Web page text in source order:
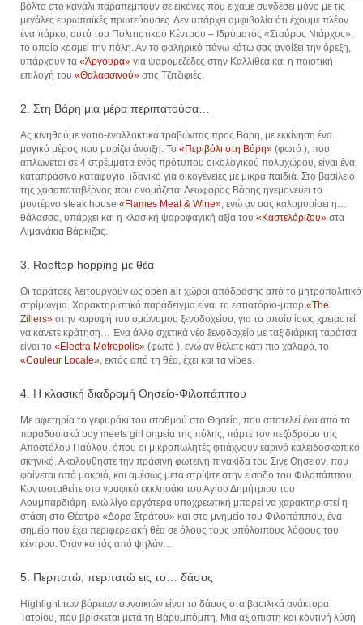
βόλτα στο κανάλι παραπέμπουν σε εικόνες που είχαμε συνδέσει μόνο με τις
μεγάλες ευρωπαϊκές πρωτεύουσες. Δεν υπάρχει αμφιβολία ότι έχουμε πλέον
ένα πάρκο, αυτό του Πολιτιστικού Κέντρου – Ιδρύματος «Σταύρος Νιάρχος»,
το οποίο κοσμεί την πόλη. Αν το φαληρικό πάνω κάτω σας ανοίξει την όρεξη,
υπάρχουν τα «Άργουρα» για ψαρομεζέδες στην Καλλιθέα και η ποιοτική
επιλογή του «Θαλασσινού» στις Τζιτζιφιές.
2. Στη Βάρη μια μέρα περιπατούσα…
Ας κινηθούμε νοτιο-εναλλακτικά τραβώντας προς Βάρη, με εκκίνηση ένα
μαγικό μέρος που μυρίζει άνοιξη. Το «Περιβόλι στη Βάρη» (φωτό ), που
απλώνεται σε 4 στρέμματα ενός πρότυπου οικολογικού πολυχώρου, είναι ένα
καταπράσινο καταφύγιο, ιδανικό για οικογένειες με μικρά παιδιά. Στο βασίλειο
της χασαποταβέρνας που ονομάζεται Λεωφόρος Βάρης ηγεμονεύει το
μοντέρνο steak house «Flames Meat & Wine», ενώ αν σας καλομυρίσει η…
θάλασσα, υπάρχει και η κλασική ψαροφαγική αξία του «Καστελόριζου» στα
Λιμανάκια Βάρκιζας.
3. Rooftop hopping με θέα
Οι ταράτσες λειτουργούν ως open air χώροι απόδρασης από το μητροπολιτικό
στρίμωγμα. Χαρακτηριστικό παράδειγμα είναι το εστιατόριο-μπαρ «The
Zillers» στην κορυφή του ομώνυμου ξενοδοχείου, για το οποίο ίσως χρειαστεί
να κάνετε κράτηση… Ένα άλλο σχετικά νέο ξενοδοχείο με ταξιδιάρικη ταράτσα
είναι το «Electra Metropolis» (φωτό ), ενώ αν θέλετε κάτι πιο χαλαρό, το
«Couleur Locale», εκτός από τη θέα, έχει και τα vibes.
4. H κλασική διαδρομή Θησείο-Φιλοπάππου
Με αφετηρία το γεφυράκι του σταθμού στο Θησείο, που αποτελεί ένα από τα
παραδοσιακά boy meets girl σημεία της πόλης, πάρτε τον πεζόδρομο της
Αποστόλου Παύλου, όπου οι μικροπωλητές φτιάχνουν εαρινό καλειδοσκοπικό
σκηνικό. Ακολουθήστε την πράσινη φωτεινή πινακίδα του Σινέ Θησείον, που
φαίνεται από μακριά, και αμέσως μετά στρίψτε στην είσοδο του Φιλοπάππου.
Κοντοσταθείτε στο γραφικό­ εκκλησάκι του Αγίου Δημήτριου του
Λουμπαρδιάρη, ενώ λίγο αργότερα υποχρεωτική μπορεί να χαρακτηριστεί η
στάση στο Θέατρο «Δόρα Στράτου» και στο μνημείο του Φιλοπάππου, ένα
σημείο που έχει περιφερειακή θέα σε όλους τους υπόλοιπους λόφους του
κέντρου. Όταν κοιτάς από ψηλάν…
5. Περπατώ, περπατώ εις το… δάσος
Highlight των βόρειων συνοικιών είναι το δάσος στα βασιλικά ανάκτορα
Τατοΐου, που βρίσκεται μετά τη Βαρυμπόμπη. Μια αξιόπιστη και κοντινή λύση